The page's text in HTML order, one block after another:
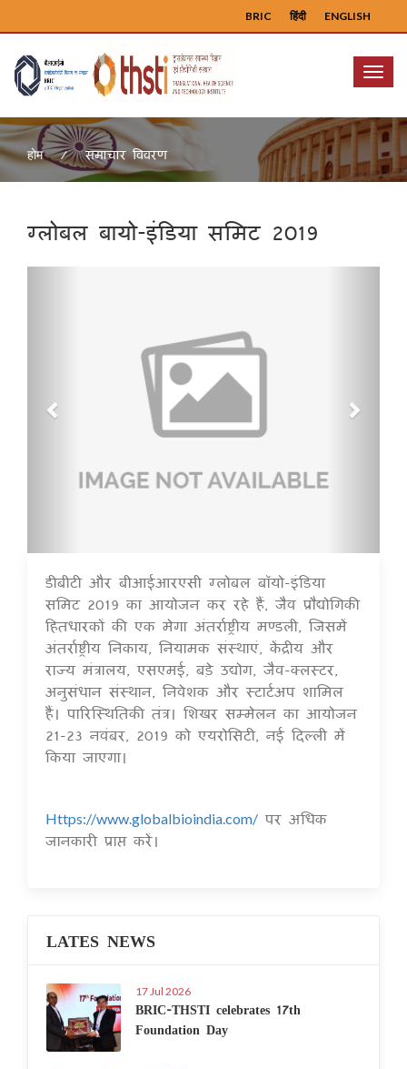
ENGLISH
हिंदी
BRIC
Menu
होम समाचार विवरण
ग्लोबल बायो-इंडिया समिट 2019
16 Jul 2020
डीबीटी और बीआईआरएसी ग्लोबल बॉयो-इंडिया
समिट 2019 का आयोजन कर रहे हैं, जैव प्रौद्योगिकी
हितधारकों की एक मेगा अंतर्राष्ट्रीय मण्डली, जिसमें
अंतर्राष्ट्रीय निकाय, नियामक संस्थाएं, केंद्रीय और
राज्य मंत्रालय, एसएमई, बड़े उद्योग, जैव-क्लस्टर,
अनुसंधान संस्थान, निवेशक और स्टार्टअप शामिल
हैं। पारिस्थितिकी तंत्र। शिखर सम्मेलन का आयोजन
21-23 नवंबर, 2019 को एयरोसिटी, नई दिल्ली में
किया जाएगा।
Https://www.globalbioindia.com/ पर अधिक
जानकारी प्राप्त करें।
LATES NEWS
17 Jul 2026
BRIC-THSTI celebrates 17th
Foundation Day